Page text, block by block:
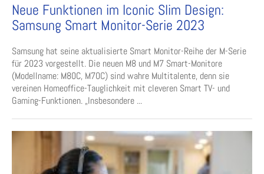
Neue Funktionen im Iconic Slim Design:
Samsung Smart Monitor-Serie 2023
Samsung hat seine aktualisierte Smart Monitor-Reihe der M-Serie
für 2023 vorgestellt. Die neuen M8 und M7 Smart-Monitore
(Modellname: M80C, M70C) sind wahre Multitalente, denn sie
vereinen Homeoffice-Tauglichkeit mit cleveren Smart TV- und
Gaming-Funktionen. „Insbesondere ...